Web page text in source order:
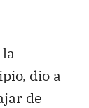
dio a
de